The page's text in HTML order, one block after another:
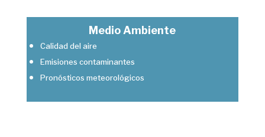
Medio Ambiente
Calidad del aire​
Emisiones contaminantes​
Pronósticos meteorológicos